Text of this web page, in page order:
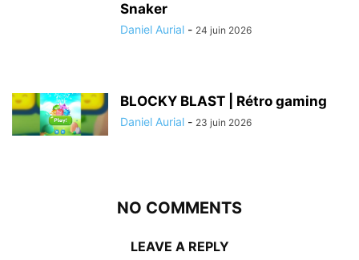
Snaker
Daniel Aurial - 24 juin 2026
BLOCKY BLAST | Rétro gaming
Daniel Aurial - 23 juin 2026
NO COMMENTS
LEAVE A REPLY